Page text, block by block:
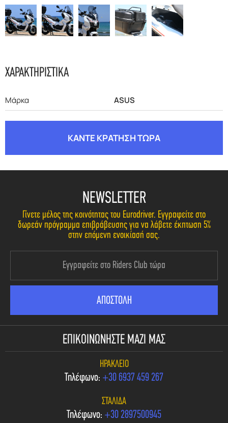
ΧΑΡΑΚΤΗΡΙΣΤΙΚΑ
Μάρκα ASUS
ΚΑΝΤΕ ΚΡΑΤΗΣΗ ΤΩΡΑ
NEWSLETTER
Γίνετε μέλος της κοινότητας του Eurodriver. Εγγραφείτε στο
δωρεάν πρόγραμμα επιβράβευσης για να λάβετε έκπτωση 5%
στην επόμενη ενοικίασή σας.
ΕΠΙΚΟΙΝΩΝΗΣΤΕ ΜΑΖΙ ΜΑΣ
ΗΡΆΚΛΕΙΟ
Τηλέφωνο: +30 6937 459 267
ΣΤΑΛΊΔΑ
Τηλέφωνο: +30 2897500945